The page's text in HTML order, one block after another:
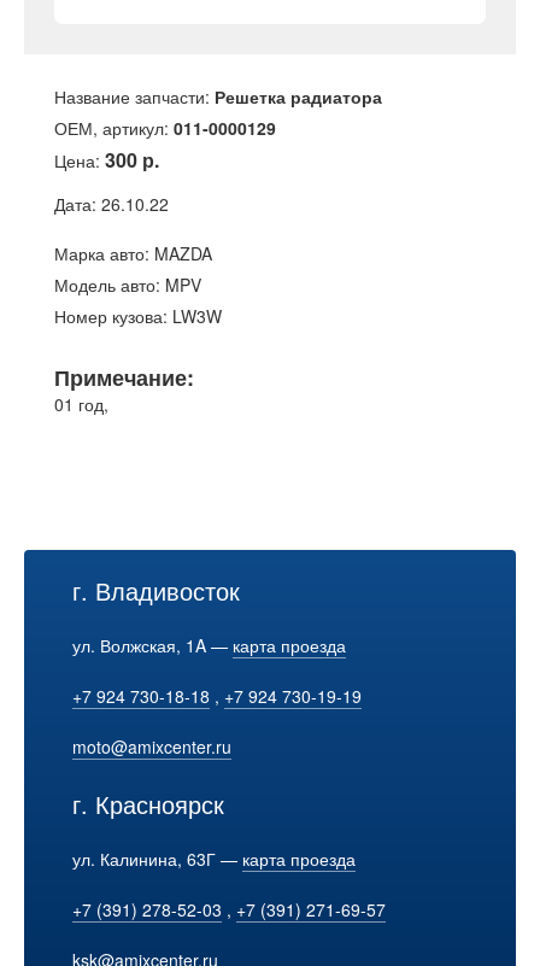
Название запчасти: Решетка радиатора
ОЕМ, артикул: 011-0000129
Цена: 300 р.
Дата: 26.10.22
Марка авто: MAZDA
Модель авто: MPV
Номер кузова: LW3W
Примечание:
01 год,
г. Владивосток
ул. Волжская, 1A — карта проезда
+7 924 730-18-18 , +7 924 730-19-19
moto@amixcenter.ru
г. Красноярск
ул. Калинина, 63Г — карта проезда
+7 (391) 278-52-03 , +7 (391) 271-69-57
ksk@amixcenter.ru